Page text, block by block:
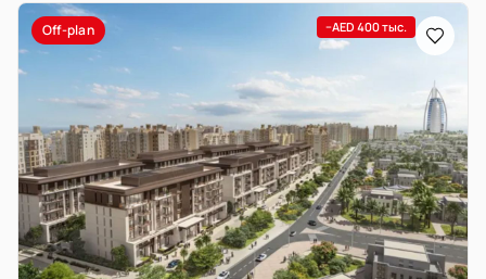
Off-plan −AED 400 тыс.